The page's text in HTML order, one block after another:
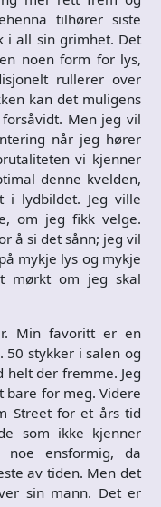
tilhører siste
i all sin grimhet. Det
noen form for lys,
rullerer over
kan det muligens
Men jeg vil
når jeg hører
vi kjenner
denne kvelden,
i lydbildet. Jeg ville
om jeg fikk velge.
å si det sånn; jeg vil
mykje lys og mykje
mørkt om jeg skal
Min favoritt er en
50 stykker i salen og
helt der fremme. Jeg
bare for meg. Videre
Street for et års tid
som ikke kjenner
ensformig, da
av tiden. Men det
sin mann. Det er